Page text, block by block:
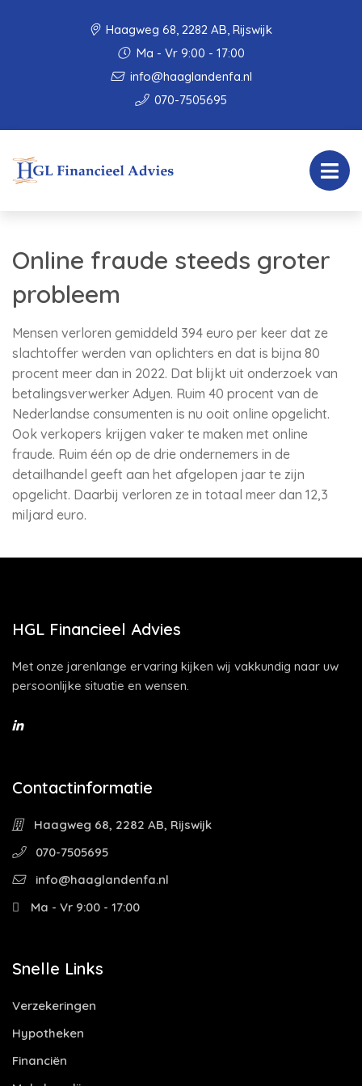
Haagweg 68, 2282 AB, Rijswijk
Ma - Vr 9:00 - 17:00
info@haaglandenfa.nl
070-7505695
Online fraude steeds groter
probleem
Mensen verloren gemiddeld 394 euro per keer dat ze
slachtoffer werden van oplichters en dat is bijna 80
procent meer dan in 2022. Dat blijkt uit onderzoek van
betalingsverwerker Adyen. Ruim 40 procent van de
Nederlandse consumenten is nu ooit online opgelicht.
Ook verkopers krijgen vaker te maken met online
fraude. Ruim één op de drie ondernemers in de
detailhandel geeft aan het afgelopen jaar te zijn
opgelicht. Daarbij verloren ze in totaal meer dan 12,3
miljard euro.
HGL Financieel Advies
Met onze jarenlange ervaring kijken wij vakkundig naar uw
persoonlijke situatie en wensen.
Contactinformatie
Haagweg 68, 2282 AB, Rijswijk
070-7505695
info@haaglandenfa.nl
Ma - Vr 9:00 - 17:00
Snelle Links
Verzekeringen
Hypotheken
Financiën